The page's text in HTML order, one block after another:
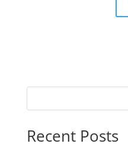
Recent Posts